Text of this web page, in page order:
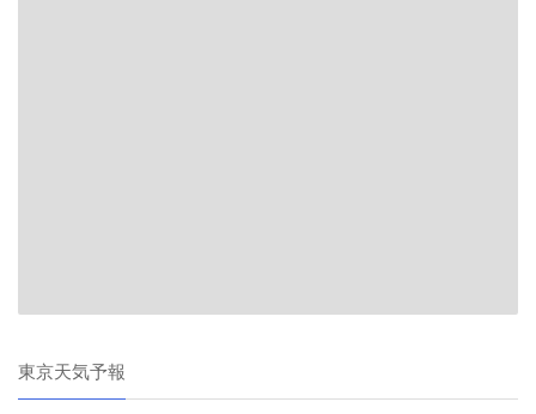
東京天気予報